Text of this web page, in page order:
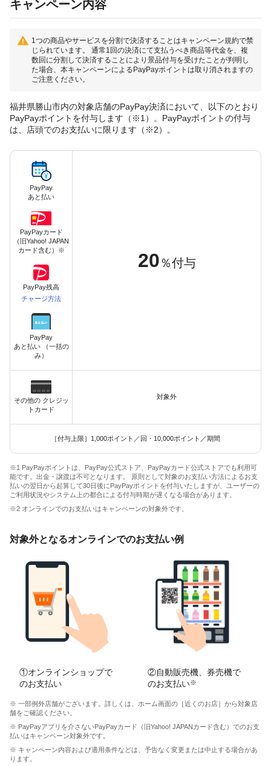
キャンペーン内容
1つの商品やサービスを分割で決済することはキャンペーン規約で禁
じられています。 通常1回の決済にて支払うべき商品等代金を、複
数回に分割して決済することにより景品付与を受けたことが判明し
た場合、本キャンペーンによるPayPayポイントは取り消されますの
ご注意ください。
福井県勝山市内の対象店舗のPayPay決済において、以下のとおり
PayPayポイントを付与します（※1）。PayPayポイントの付与
は、店頭でのお支払いに限ります（※2）。
PayPay
あと払い
PayPayカード
（旧Yahoo! JAPAN
カード含む）※
PayPay残高
チャージ方法
PayPay
あと払い （一括の
み）
20 ％付与
その他の クレジッ
トカード
対象外
［付与上限］1,000ポイント／回・10,000ポイント／期間
※1 PayPayポイントは、PayPay公式ストア、PayPayカード公式ストアでも利用可
能です。出金・譲渡は不可となります。 原則として対象のお支払い方法によるお支
払いの翌日から起算して30日後にPayPayポイントを付与いたしますが、ユーザーの
ご利用状況やシステム上の都合による付与時期が遅くなる場合があります。
※2 オンラインでのお支払いはキャンペーンの対象外です。
対象外となるオンラインでのお支払い例
①オンラインショップで
のお支払い
②自動販売機、券売機で
のお支払い※
※ 一部例外店舗がございます。詳しくは、ホーム画面の［近くのお店］から対象店
舗をご確認ください。
※ PayPayアプリを介さないPayPayカード（旧Yahoo! JAPANカード含む）でのお支
払いはキャンペーン対象外です。
※ キャンペーン内容および適用条件などは、予告なく変更または中止する場合があ
ります。